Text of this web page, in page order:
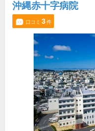
沖縄赤十字病院
口コミ 3件